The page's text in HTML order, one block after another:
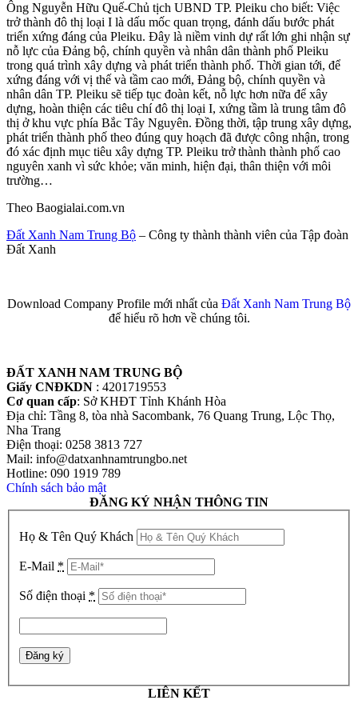
Ông Nguyễn Hữu Quế-Chủ tịch UBND TP. Pleiku cho biết: Việc
trở thành đô thị loại I là dấu mốc quan trọng, đánh dấu bước phát
triển xứng đáng của Pleiku. Đây là niềm vinh dự rất lớn ghi nhận sự
nỗ lực của Đảng bộ, chính quyền và nhân dân thành phố Pleiku
trong quá trình xây dựng và phát triển thành phố. Thời gian tới, để
xứng đáng với vị thế và tầm cao mới, Đảng bộ, chính quyền và
nhân dân TP. Pleiku sẽ tiếp tục đoàn kết, nỗ lực hơn nữa để xây
dựng, hoàn thiện các tiêu chí đô thị loại I, xứng tầm là trung tâm đô
thị ở khu vực phía Bắc Tây Nguyên. Đồng thời, tập trung xây dựng,
phát triển thành phố theo đúng quy hoạch đã được công nhận, trong
đó xác định mục tiêu xây dựng TP. Pleiku trở thành thành phố cao
nguyên xanh vì sức khỏe; văn minh, hiện đại, thân thiện với môi
trường…
Theo Baogialai.com.vn
Đất Xanh Nam Trung Bộ – Công ty thành thành viên của Tập đoàn
Đất Xanh
Download Company Profile mới nhất của Đất Xanh Nam Trung Bộ
để hiểu rõ hơn về chúng tôi.
ĐẤT XANH NAM TRUNG BỘ
Giấy CNĐKDN : 4201719553
Cơ quan cấp: Sở KHĐT Tỉnh Khánh Hòa
Địa chỉ: Tầng 8, tòa nhà Sacombank, 76 Quang Trung, Lộc Thọ,
Nha Trang
Điện thoại: 0258 3813 727
Mail: info@datxanhnamtrungbo.net
Hotline: 090 1919 789
Chính sách bảo mật
ĐĂNG KÝ NHẬN THÔNG TIN
Họ & Tên Quý Khách
E-Mail *
Số điện thoại *
LIÊN KẾT